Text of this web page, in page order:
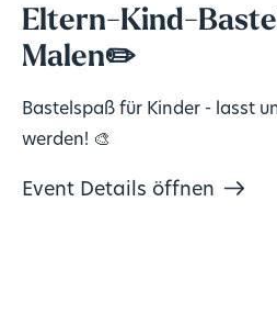
Eltern-Kind-
Malen✏️
Bastelspaß für Kinder - lasst
werden! 🎨
Event Details öffnen